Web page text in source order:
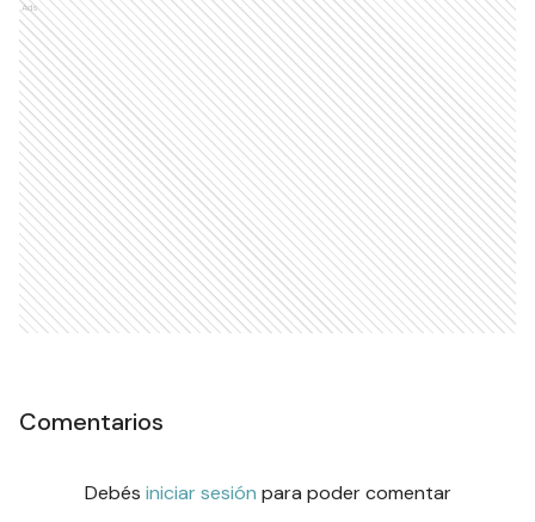
Ads
Comentarios
Debés iniciar sesión para poder comentar